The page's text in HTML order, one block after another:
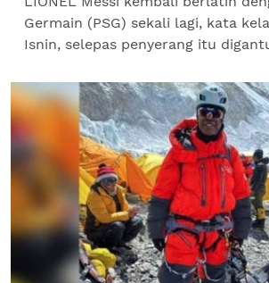
Germain (PSG) sekali lagi, kata
Isnin, selepas penyerang itu
sesi...